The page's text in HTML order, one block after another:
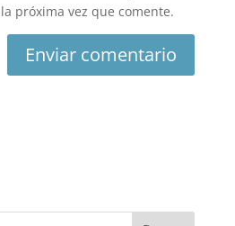
próxima vez que comente.